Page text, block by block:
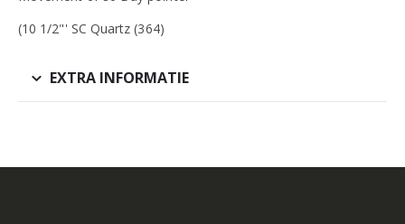
(10 1/2"' SC Quartz (364)
EXTRA INFORMATIE